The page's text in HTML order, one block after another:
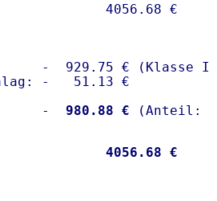
-  929.75 € (Klasse I)
-   51.13 €
-
  980.88 €
4056.68 €